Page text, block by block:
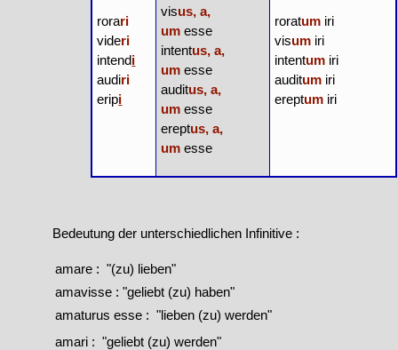
rorari
videri
intendi
audiri
eripi
visus, a,
um esse
intentus, a,
um esse
auditus, a,
um esse
ereptus, a,
um esse
roratum iri
visum iri
intentum iri
auditum iri
ereptum iri
Bedeutung der unterschiedlichen Infinitive :
amare : "(zu) lieben"
amavisse : "geliebt (zu) haben"
amaturus esse : "lieben (zu) werden"
amari : "geliebt (zu) werden"